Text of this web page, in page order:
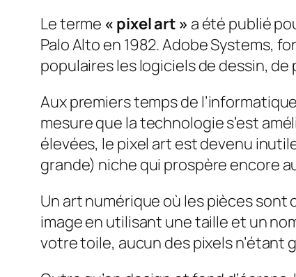
Le terme « pixel art » a été publié
Palo Alto en 1982. Adobe Systems,
populairesles logiciels de dessin,
Aux premiers temps de
mesure que la technologie s’est
élevées, le pixel art est devenu
grande) niche qui prospère encore
Un art numérique où les pièces sont
image en utilisant une taille et un
votre toile, aucun des pixels n’étant